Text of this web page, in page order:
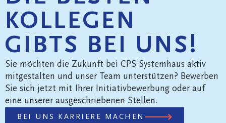
KOLLEGEN
GIBTS BEI UNS!
Sie möchten die Zukunft bei CPS Systemhaus aktiv
mitgestalten und unser Team unterstützen? Bewerben
Sie sich jetzt mit Ihrer Initiativbewerbung oder auf
eine unserer ausgeschriebenen Stellen.
BEI UNS KARRIERE MACHEN